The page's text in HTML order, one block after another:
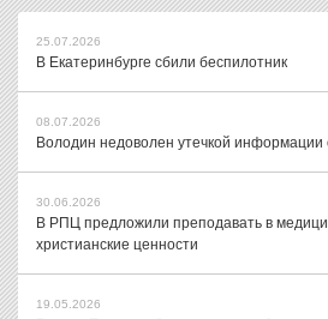
25.07.2026
В Екатеринбурге сбили беспилотник
08.07.2026
Володин недоволен утечкой
30.06.2026
В РПЦ предложили преподавать в
христианские ценности
19.05.2026